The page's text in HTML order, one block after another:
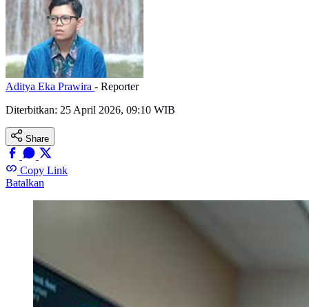
Aditya Eka Prawira - Reporter
Diterbitkan: 25 April 2026, 09:10 WIB
Share
Copy Link
Batalkan